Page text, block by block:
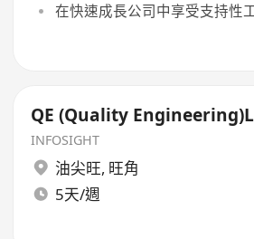
在快速成長公司中享受支持性
QE (Quality
INFOSIGHT
油尖旺, 旺角
5天/週